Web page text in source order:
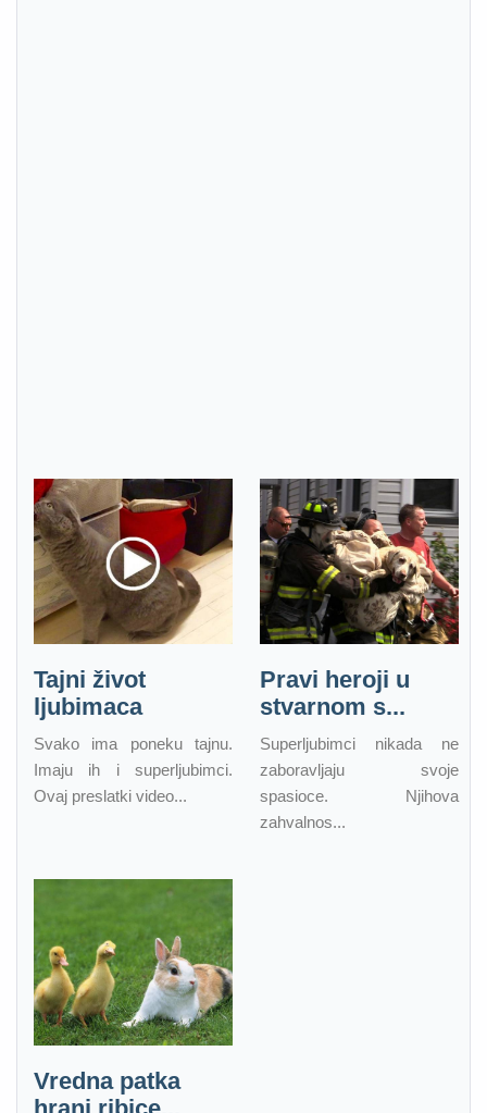
Tajni život
ljubimaca
Svako ima poneku tajnu.
Imaju ih i superljubimci.
Ovaj preslatki video...
Pravi heroji u
stvarnom s...
Superljubimci nikada ne
zaboravljaju svoje
spasioce. Njihova
zahvalnos...
Vredna patka